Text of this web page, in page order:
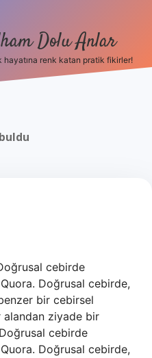
Dolu Anlar
hayatına renk katan pratik fikirler!
cebirde
Doğrusal cebirde,
bir cebirsel
alandan ziyade bir
cebirde
Doğrusal cebirde,